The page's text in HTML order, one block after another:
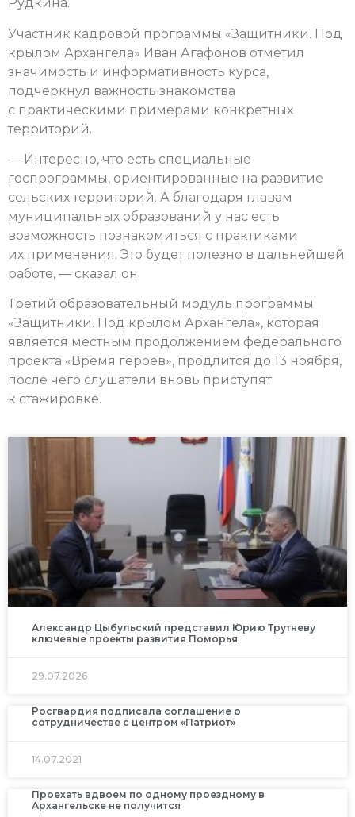
Участник кадровой программы «Защитники. Под
крылом Архангела» Иван Агафонов отметил
значимость и информативность курса,
подчеркнул важность знакомства
с практическими примерами конкретных
территорий.
— Интересно, что есть специальные
госпрограммы, ориентированные на развитие
сельских территорий. А благодаря главам
муниципальных образований у нас есть
возможность познакомиться с практиками
их применения. Это будет полезно в дальнейшей
работе, — сказал он.
Третий образовательный модуль программы
«Защитники. Под крылом Архангела», которая
является местным продолжением федерального
проекта «Время героев», продлится до 13 ноября,
после чего слушатели вновь приступят
к стажировке.
Александр Цыбульский представил Юрию Трутневу
ключевые проекты развития Поморья
29.07.2026
Росгвардия подписала соглашение о
сотрудничестве с центром «Патриот»
14.07.2021
Проехать вдвоем по одному проездному в
Архангельске не получится